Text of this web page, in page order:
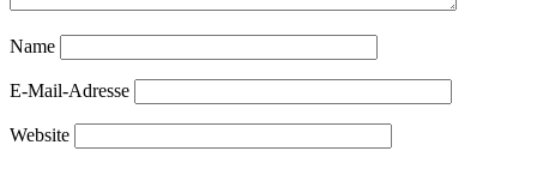
Name
E-Mail-Adresse
Website